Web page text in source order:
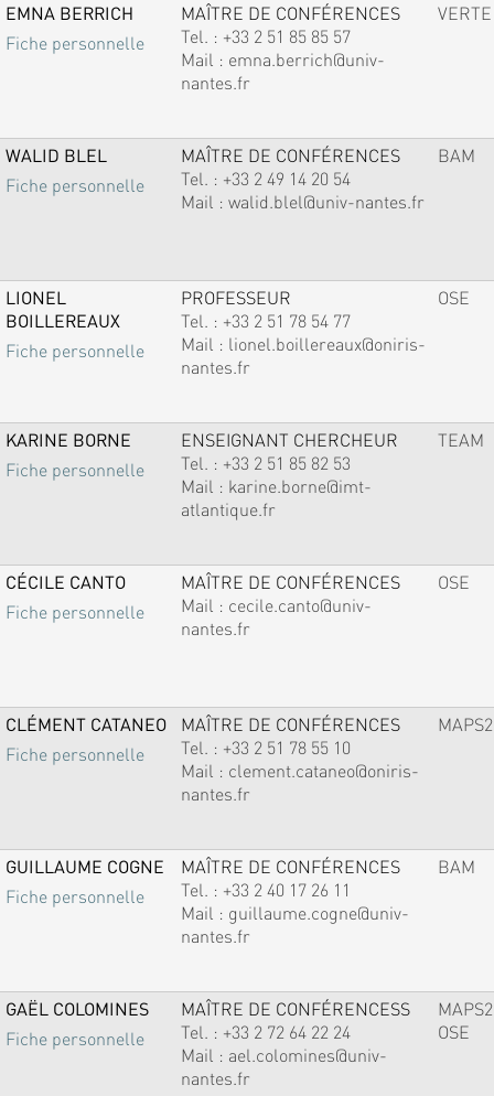
EMNA BERRICH
Fiche personnelle
MAÎTRE DE CONFÉRENCES
Tel. : +33 2 51 85 85 57
Mail : emna.berrich@univ-
nantes.fr
VERTE
WALID BLEL
Fiche personnelle
MAÎTRE DE CONFÉRENCES
Tel. : +33 2 49 14 20 54
Mail : walid.blel@univ-nantes.fr
BAM
LIONEL
BOILLEREAUX
Fiche personnelle
PROFESSEUR
Tel. : +33 2 51 78 54 77
Mail : lionel.boillereaux@oniris-
nantes.fr
OSE
KARINE BORNE
Fiche personnelle
ENSEIGNANT CHERCHEUR
Tel. : +33 2 51 85 82 53
Mail : karine.borne@imt-
atlantique.fr
TEAM
CÉCILE CANTO
Fiche personnelle
MAÎTRE DE CONFÉRENCES
Mail : cecile.canto@univ-
nantes.fr
OSE
CLÉMENT CATANEO
Fiche personnelle
MAÎTRE DE CONFÉRENCES
Tel. : +33 2 51 78 55 10
Mail : clement.cataneo@oniris-
nantes.fr
MAPS2
GUILLAUME COGNE
Fiche personnelle
MAÎTRE DE CONFÉRENCES
Tel. : +33 2 40 17 26 11
Mail : guillaume.cogne@univ-
nantes.fr
BAM
GAËL COLOMINES
Fiche personnelle
MAÎTRE DE CONFÉRENCESS
Tel. : +33 2 72 64 22 24
Mail : ael.colomines@univ-
nantes.fr
MAPS2
OSE